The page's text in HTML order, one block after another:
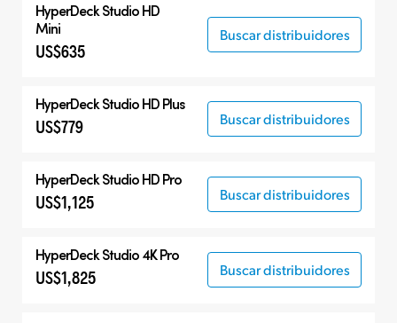
HyperDeck Studio HD
Mini
US$635
Buscar distribuidores
HyperDeck Studio HD Plus
US$779 Buscar distribuidores
HyperDeck Studio HD Pro
US$1,125 Buscar distribuidores
HyperDeck Studio 4K Pro
US$1,825 Buscar distribuidores